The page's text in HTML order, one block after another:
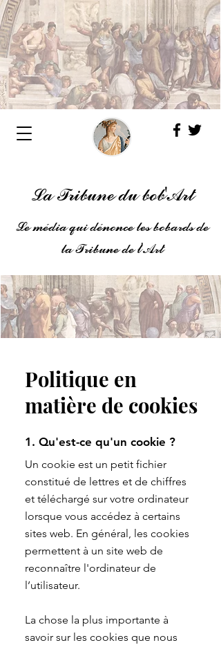
La Tribune du bob'Art
Le média qui dénonce les bobards de
la Tribune de l'Art
Politique en
matière de cookies
1. Qu'est-ce qu'un cookie ?
Un cookie est un petit fichier
constitué de lettres et de chiffres
et téléchargé sur votre ordinateur
lorsque vous accédez à certains
sites web. En général, les cookies
permettent à un site web de
reconnaître l'ordinateur de
l’utilisateur.
La chose la plus importante à
savoir sur les cookies que nous